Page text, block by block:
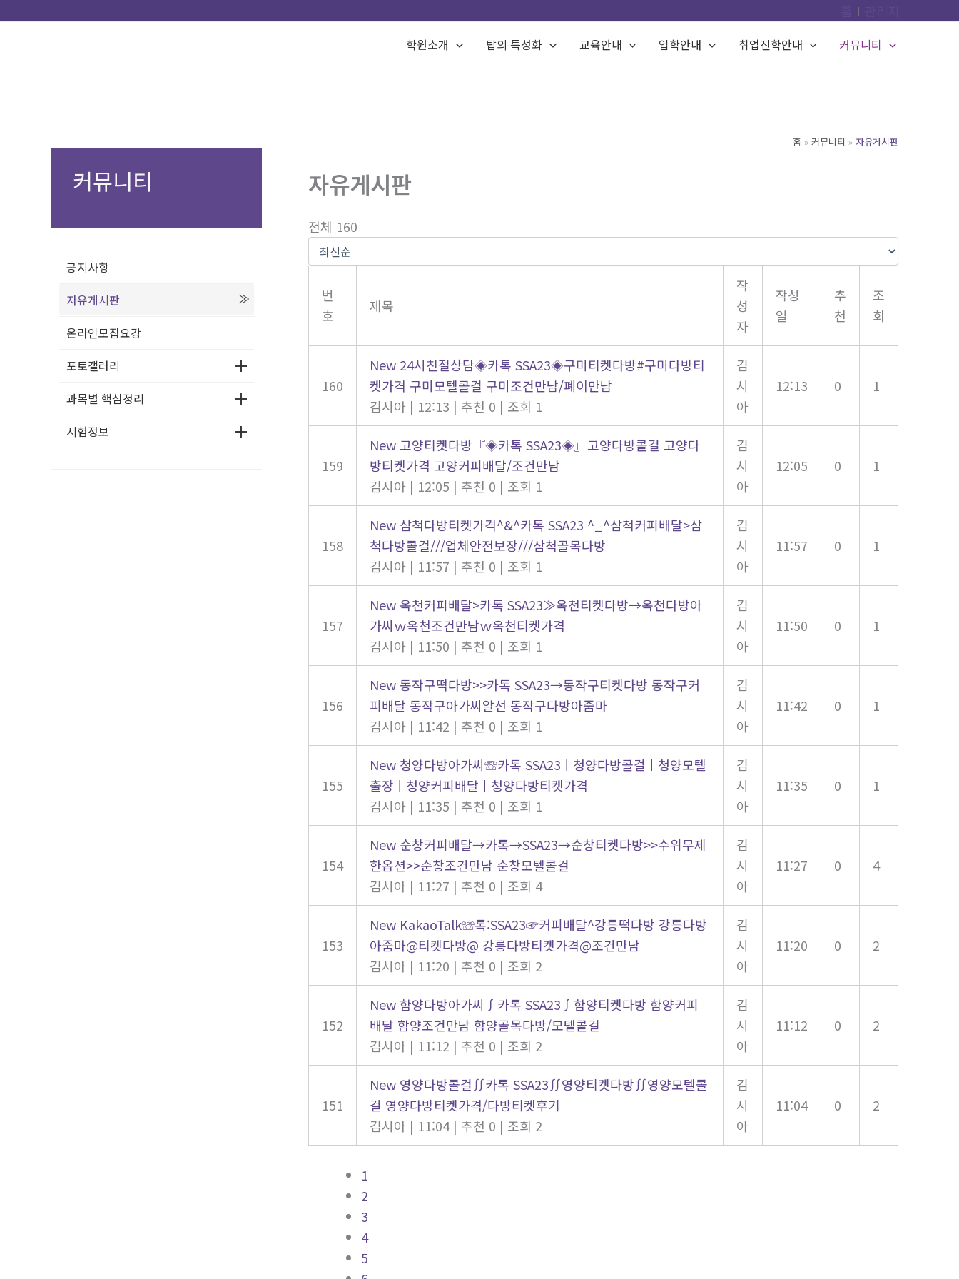
Ι
학원소개 탑의 특성화 교육안내 입학안내 취업진학안내 커뮤니티
커뮤니티
공지사항
자유게시판
온라인모집요강
포토갤러리
과목별 핵심정리
시험정보
홈 커뮤니티 자유게시판
자유게시판
전체 160
번
호
제목
작
성
자
작성
일
추
천
조
회
160
New 24시친절상담◈카톡 SSA23◈구미티켓다방#구미다방티
켓가격 구미모텔콜걸 구미조건만남/폐이만남
김시아 | 12:13 | 추천 0 | 조회 1
김
시
아
12:13 0 1
159
New 고양티켓다방『◈카톡 SSA23◈』고양다방콜걸 고양다
방티켓가격 고양커피배달/조건만남
김시아 | 12:05 | 추천 0 | 조회 1
김
시
아
12:05 0 1
158
New 삼척다방티켓가격^&^카톡 SSA23 ^_^삼척커피배달>삼
척다방콜걸///업체안전보장///삼척골목다방
김시아 | 11:57 | 추천 0 | 조회 1
김
시
아
11:57 0 1
157
New 옥천커피배달>카톡 SSA23≫옥천티켓다방→옥천다방아
가씨ｗ옥천조건만남ｗ옥천티켓가격
김시아 | 11:50 | 추천 0 | 조회 1
김
시
아
11:50 0 1
156
New 동작구떡다방>>카톡 SSA23→동작구티켓다방 동작구커
피배달 동작구아가씨알선 동작구다방아줌마
김시아 | 11:42 | 추천 0 | 조회 1
김
시
아
11:42 0 1
155
New 청양다방아가씨☏카톡 SSA23ㅣ청양다방콜걸ㅣ청양모텔
출장ㅣ청양커피배달ㅣ청양다방티켓가격
김시아 | 11:35 | 추천 0 | 조회 1
김
시
아
11:35 0 1
154
New 순창커피배달→카톡→SSA23→순창티켓다방>>수위무제
한옵션>>순창조건만남 순창모텔콜걸
김시아 | 11:27 | 추천 0 | 조회 4
김
시
아
11:27 0 4
153
New KakaoTalk☏톡:SSA23☞커피배달^강릉떡다방 강릉다방
아줌마@티켓다방@ 강릉다방티켓가격@조건만남
김시아 | 11:20 | 추천 0 | 조회 2
김
시
아
11:20 0 2
152
New 함양다방아가씨∫카톡 SSA23∫함양티켓다방 함양커피
배달 함양조건만남 함양골목다방/모텔콜걸
김시아 | 11:12 | 추천 0 | 조회 2
김
시
아
11:12 0 2
151
New 영양다방콜걸∬카톡 SSA23∬영양티켓다방∬영양모텔콜
걸 영양다방티켓가격/다방티켓후기
김시아 | 11:04 | 추천 0 | 조회 2
김
시
아
11:04 0 2
1
2
3
4
5